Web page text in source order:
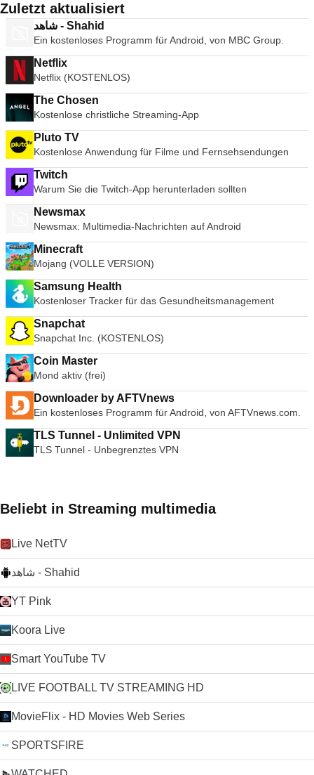
Zuletzt aktualisiert
ﺷﺎﻫﺪ - Shahid
Ein kostenloses Programm für Android, von MBC Group.
Netflix
Netflix (KOSTENLOS)
The Chosen
Kostenlose christliche Streaming-App
Pluto TV
Kostenlose Anwendung für Filme und Fernsehsendungen
Twitch
Warum Sie die Twitch-App herunterladen sollten
Newsmax
Newsmax: Multimedia-Nachrichten auf Android
Minecraft
Mojang (VOLLE VERSION)
Samsung Health
Kostenloser Tracker für das Gesundheitsmanagement
Snapchat
Snapchat Inc. (KOSTENLOS)
Coin Master
Mond aktiv (frei)
Downloader by AFTVnews
Ein kostenloses Programm für Android, von AFTVnews.com.
TLS Tunnel - Unlimited VPN
TLS Tunnel - Unbegrenztes VPN
Beliebt in Streaming multimedia
Live NetTV
ﺷﺎﻫﺪ - Shahid
YT Pink
Koora Live
Smart YouTube TV
LIVE FOOTBALL TV STREAMING HD
MovieFlix - HD Movies Web Series
SPORTSFIRE